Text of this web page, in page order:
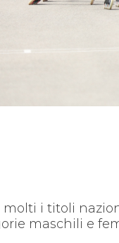
molti i titoli
maschili e